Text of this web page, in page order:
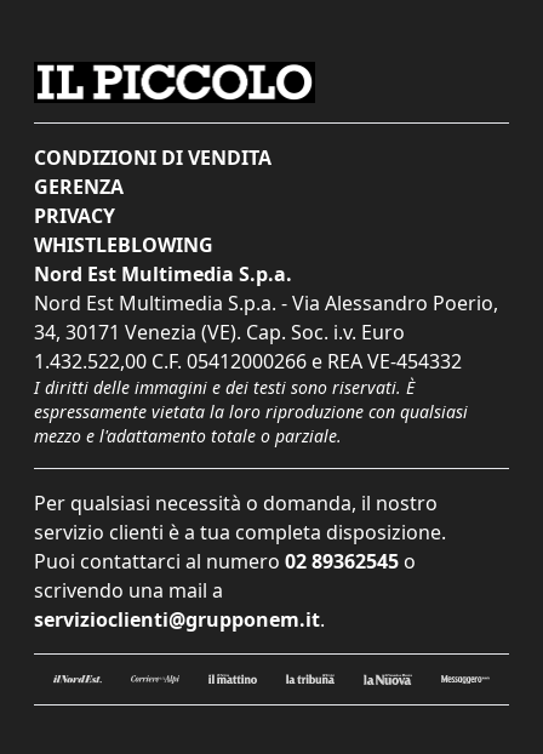
CONDIZIONI DI VENDITA
GERENZA
PRIVACY
WHISTLEBLOWING
Nord Est Multimedia S.p.a.
Nord Est Multimedia S.p.a. - Via Alessandro Poerio,
34, 30171 Venezia (VE). Cap. Soc. i.v. Euro
1.432.522,00 C.F. 05412000266 e REA VE-454332
I diritti delle immagini e dei testi sono riservati. È
espressamente vietata la loro riproduzione con qualsiasi
mezzo e l'adattamento totale o parziale.
Per qualsiasi necessità o domanda, il nostro
servizio clienti è a tua completa disposizione.
Puoi contattarci al numero 02 89362545 o
scrivendo una mail a
servizioclienti@grupponem.it.